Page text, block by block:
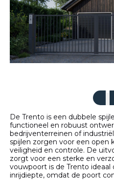
De Trento is een dubbele
functioneel en robuust
bedrijventerreinen of
spijlen zorgen voor een open
veiligheid en controle. De
zorgt voor een sterke en
vouwpoort is de Trento
inrijdiepte, omdat de poort